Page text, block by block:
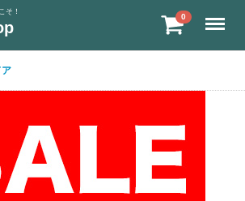
そ！
0 Menu
ア